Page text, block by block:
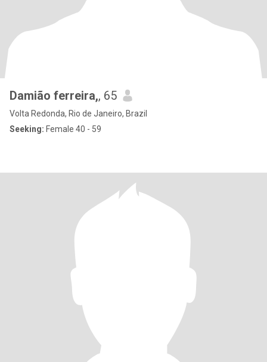
Damião ferreira,, 65
Volta Redonda, Rio de Janeiro, Brazil
Seeking: Female 40 - 59